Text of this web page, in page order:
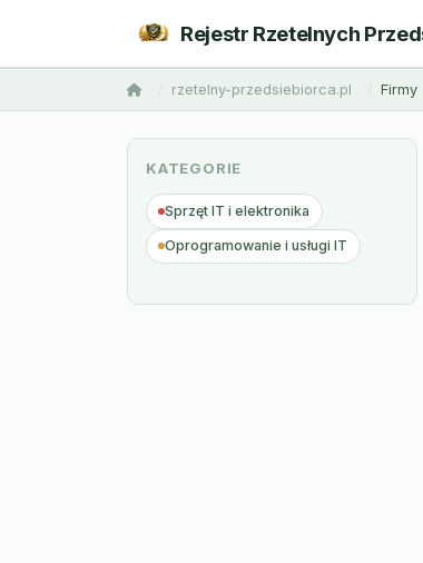
Rejestr Rzetelnych
rzetelny-przedsiebiorca.pl Firmy
KATEGORIE
Sprzęt IT i elektronika
Oprogramowanie i usługi IT